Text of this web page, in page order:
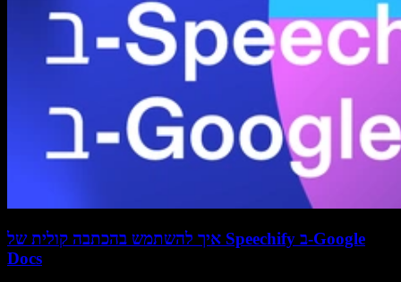
איך להשתמש בהכתבה קולית של Speechify ב-Google
Docs